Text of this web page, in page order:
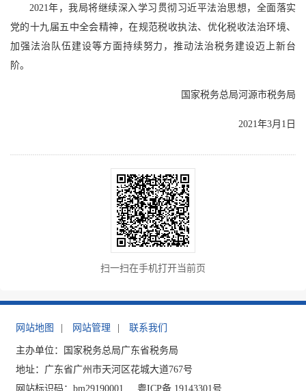
2021年，我局将继续深入学习贯彻习近平法治思想，全面落实
党的十九届五中全会精神，在规范税收执法、优化税收法治环境、
加强法治队伍建设等方面持续努力，推动法治税务建设迈上新台
阶。
国家税务总局河源市税务局
2021年3月1日
扫一扫在手机打开当前页
网站地图 网站管理 联系我们
主办单位：国家税务总局广东省税务局
地址：广东省广州市天河区花城大道767号
网站标识码：bm29190001
粤ICP备 19143301号